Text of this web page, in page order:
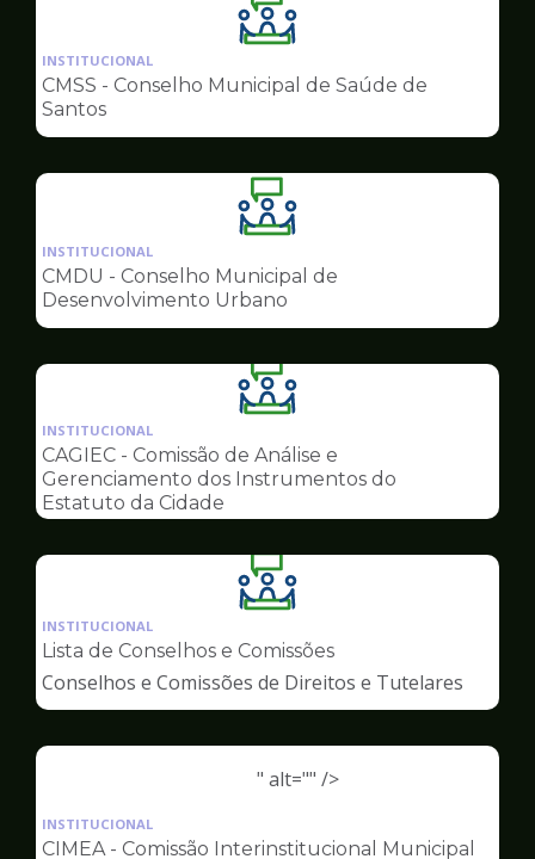
Ilustração
da
pagina
Conselhos
INSTITUCIONAL
CMSS - Conselho Municipal de Saúde de
Santos
Ilustração
da
pagina
de
Conselhos
INSTITUCIONAL
CMDU - Conselho Municipal de
Desenvolvimento Urbano
Ilustração
da
pagina
de
INSTITUCIONAL
CAGIEC - Comissão de Análise e
Gerenciamento dos Instrumentos do
Estatuto da Cidade
Ilustração
da
pagina
de
Conselhos
INSTITUCIONAL
Lista de Conselhos e Comissões
Conselhos e Comissões de Direitos e Tutelares
" alt="" />
Ilustração
pagina
INSTITUCIONAL
CIMEA - Comissão Interinstitucional Municipal